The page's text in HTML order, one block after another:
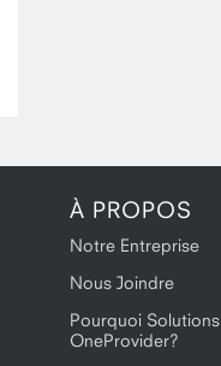
À PROPOS
Notre Entreprise
Nous Joindre
Pourquoi Solutions
OneProvider?